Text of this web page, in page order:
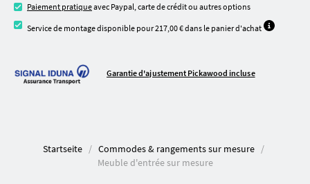
Paiement pratiqueavec Paypal, carte de crédit ou autres options
Service de montage disponible pour 217,00 € dans le panier d'achat
Garantie d'ajustement Pickawood incluse
Startseite
Commodes & rangements sur mesure
Meuble d'entrée sur mesure